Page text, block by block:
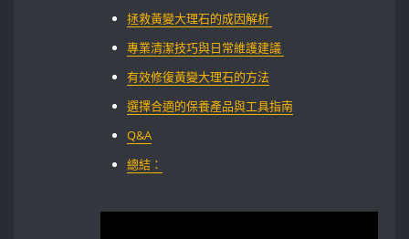
拯救黃變大理石的成因解析 ‍
專業清潔技巧與日常維護建議 ⁣​
有效修復黃變大理石的方法
選擇合適的保養產品與工具指南
Q&A
總結：